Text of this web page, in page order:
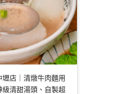
店｜清燉牛肉麵用
清甜湯頭、自製超